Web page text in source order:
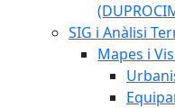
SIG i Anàlisi
Mapes i